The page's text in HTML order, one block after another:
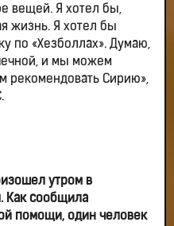
вещей. Я хотел бы,
жизнь. Я хотел бы
по «Хезболлах». Думаю,
и мы можем
рекомендовать Сирию»,
утром в
Как сообщила
помощи, один человек